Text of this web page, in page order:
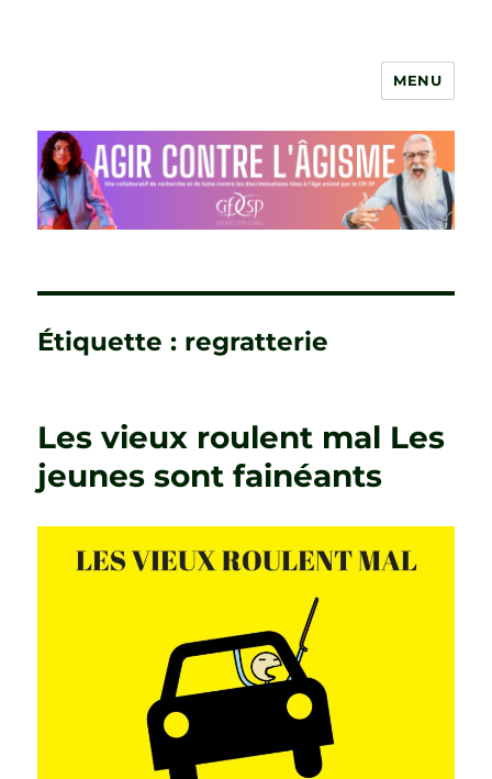
MENU
Étiquette : regratterie
Les vieux roulent mal Les
jeunes sont fainéants